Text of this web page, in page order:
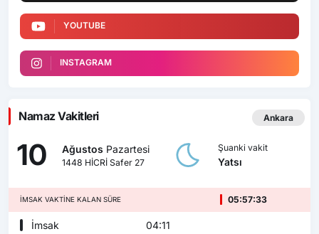
YOUTUBE
INSTAGRAM
Namaz Vakitleri Ankara
10 Ağustos Pazartesi
1448 HİCRİ Safer 27
Şuanki vakit
Yatsı
İMSAK VAKTINE KALAN SÜRE 05:57:32
İmsak 04:11